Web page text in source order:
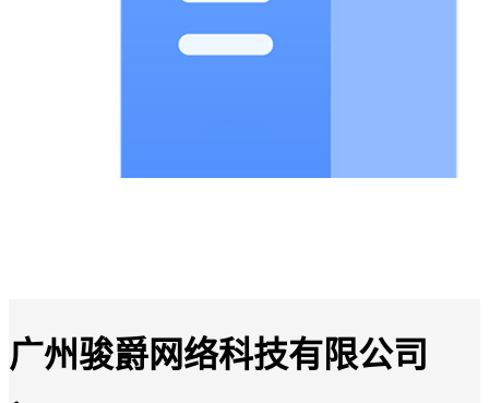
广州骏爵网络科技有限公司